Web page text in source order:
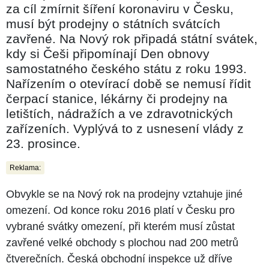
za cíl zmírnit šíření koronaviru v Česku,
musí být prodejny o státních svátcích
zavřené. Na Nový rok připadá státní svátek,
kdy si Češi připomínají Den obnovy
samostatného českého státu z roku 1993.
Nařízením o otevírací době se nemusí řídit
čerpací stanice, lékárny či prodejny na
letištích, nádražích a ve zdravotnických
zařízeních. Vyplývá to z usnesení vlády z
23. prosince.
Reklama:
Obvykle se na Nový rok na prodejny vztahuje jiné
omezení. Od konce roku 2016 platí v Česku pro
vybrané svátky omezení, při kterém musí zůstat
zavřené velké obchody s plochou nad 200 metrů
čtverečních. Česká obchodní inspekce už dříve